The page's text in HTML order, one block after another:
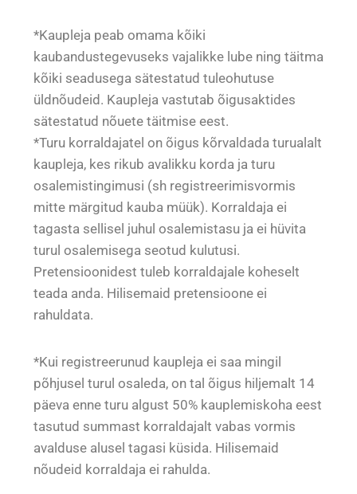
*Kaupleja peab omama kõiki
kaubandustegevuseks vajalikke lube ning täitma
kõiki seadusega sätestatud tuleohutuse
üldnõudeid. Kaupleja vastutab õigusaktides
sätestatud nõuete täitmise eest.
*Turu korraldajatel on õigus kõrvaldada turualalt
kaupleja, kes rikub avalikku korda ja turu
osalemistingimusi (sh registreerimisvormis
mitte märgitud kauba müük). Korraldaja ei
tagasta sellisel juhul osalemistasu ja ei hüvita
turul osalemisega seotud kulutusi.
Pretensioonidest tuleb korraldajale koheselt
teada anda. Hilisemaid pretensioone ei
rahuldata.
*Kui registreerunud kaupleja ei saa mingil
põhjusel turul osaleda, on tal õigus hiljemalt 14
päeva enne turu algust 50% kauplemiskoha eest
tasutud summast korraldajalt vabas vormis
avalduse alusel tagasi küsida. Hilisemaid
nõudeid korraldaja ei rahulda.